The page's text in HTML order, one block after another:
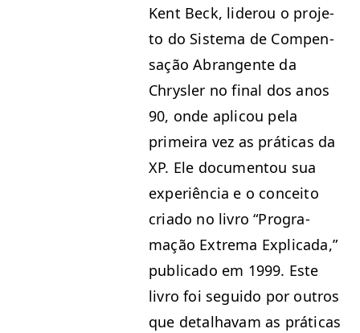
Kent Beck, lid­er­ou o pro­je­
to do Sis­tema de Com­pen­
sação Abrangente da
Chrysler no final dos anos
90, onde apli­cou pela
primeira vez as práti­cas da
XP. Ele doc­u­men­tou sua
exper­iên­cia e o con­ceito
cri­a­do no livro“Pro­gra­
mação Extrema Expli­ca­da,”
pub­li­ca­do em 1999. Este
livro foi segui­do por out­ros
que detal­havam as práti­cas